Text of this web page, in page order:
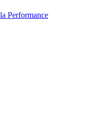
Performance